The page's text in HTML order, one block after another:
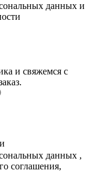
данных и
и свяжемся с
данных ,
соглашения,